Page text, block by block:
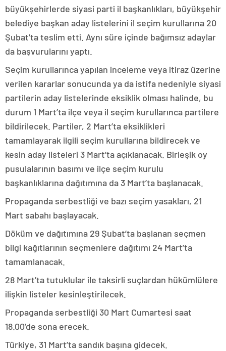
büyükşehirlerde siyasi parti il başkanlıkları, büyükşehir
belediye başkan aday listelerini il seçim kurullarına 20
Şubat’ta teslim etti. Aynı süre içinde bağımsız adaylar
da başvurularını yaptı.
Seçim kurullarınca yapılan inceleme veya itiraz üzerine
verilen kararlar sonucunda ya da istifa nedeniyle siyasi
partilerin aday listelerinde eksiklik olması halinde, bu
durum 1 Mart’ta ilçe veya il seçim kurullarınca partilere
bildirilecek. Partiler, 2 Mart’ta eksiklikleri
tamamlayarak ilgili seçim kurullarına bildirecek ve
kesin aday listeleri 3 Mart’ta açıklanacak. Birleşik oy
pusulalarının basımı ve ilçe seçim kurulu
başkanlıklarına dağıtımına da 3 Mart’ta başlanacak.
Propaganda serbestliği ve bazı seçim yasakları, 21
Mart sabahı başlayacak.
Döküm ve dağıtımına 29 Şubat’ta başlanan seçmen
bilgi kağıtlarının seçmenlere dağıtımı 24 Mart’ta
tamamlanacak.
28 Mart’ta tutuklular ile taksirli suçlardan hükümlülere
ilişkin listeler kesinleştirilecek.
Propaganda serbestliği 30 Mart Cumartesi saat
18.00’de sona erecek.
Türkiye, 31 Mart’ta sandık başına gidecek.